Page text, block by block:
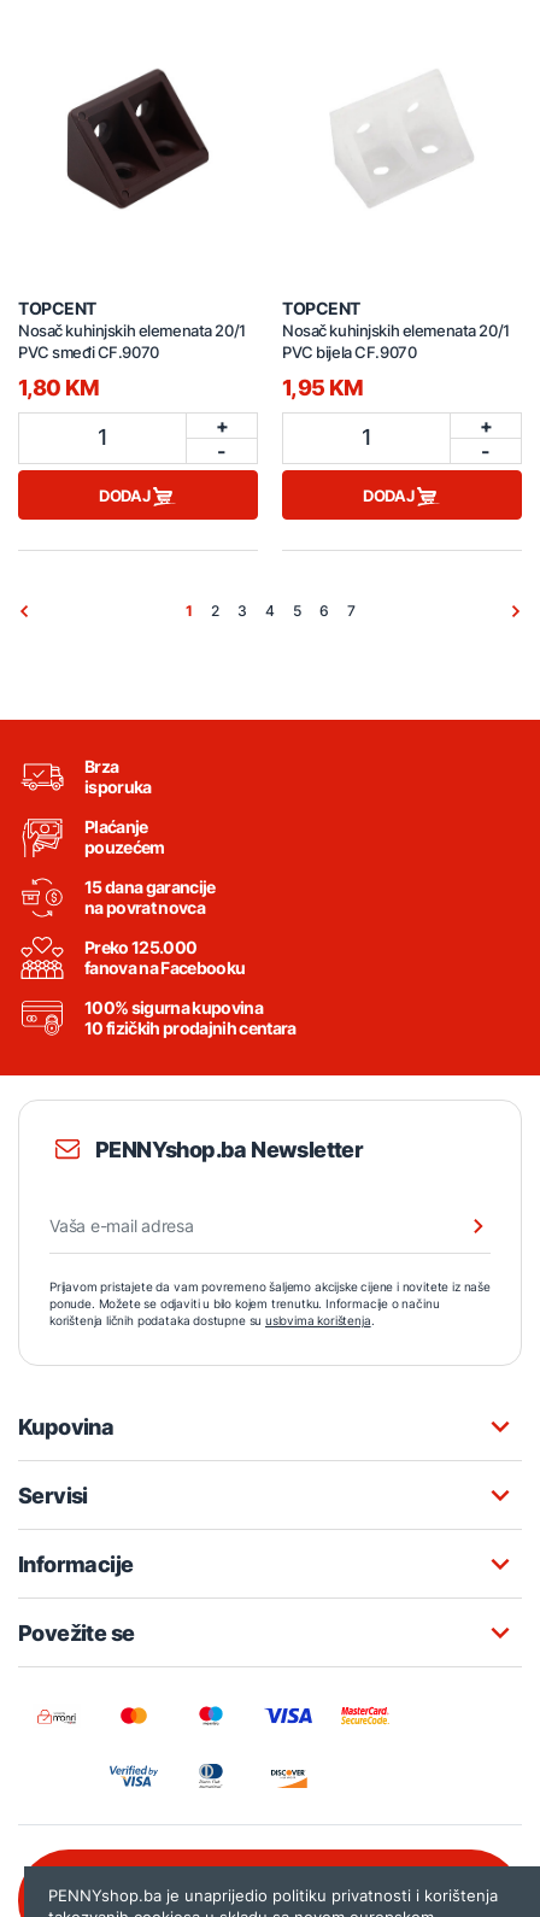
TOPCENT
Nosač kuhinjskih elemenata 20/1
PVC smeđi CF.9070
1,80 KM
1
+
-
DODAJ
TOPCENT
Nosač kuhinjskih elemenata 20/1
PVC bijela CF.9070
1,95 KM
1
+
-
DODAJ
1 2 3 4 5 6 7
Brza
isporuka
Plaćanje
pouzećem
15 dana garancije
na povrat novca
Preko 125.000
fanova na Facebooku
100% sigurna kupovina
10 fizičkih prodajnih centara
PENNYshop.ba Newsletter
Prijavom pristajete da vam povremeno šaljemo akcijske cijene i novitete iz naše
ponude. Možete se odjaviti u bilo kojem trenutku. Informacije o načinu
korištenja ličnih podataka dostupne su uslovima korištenja.
Kupovina
Servisi
Informacije
Povežite se
PENNYshop.ba je unaprijedio politiku privatnosti i korištenja